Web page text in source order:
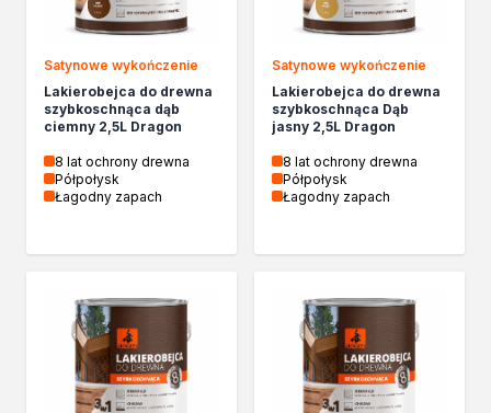
Kontakt
Satynowe wykończenie
Lakierobejca do drewna
szybkoschnąca dąb
ciemny 2,5L Dragon
8 lat ochrony drewna
Półpołysk
Łagodny zapach
Satynowe wykończenie
Lakierobejca do drewna
szybkoschnąca Dąb
jasny 2,5L Dragon
8 lat ochrony drewna
Półpołysk
Łagodny zapach